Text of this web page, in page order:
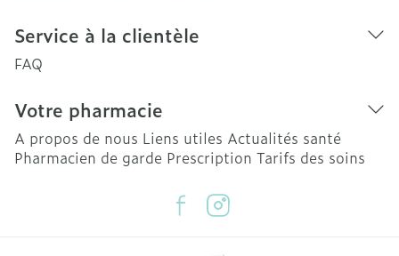
Service à la clientèle
FAQ
Votre pharmacie
A propos de nous Liens utiles Actualités santé
Pharmacien de garde Prescription Tarifs des soins